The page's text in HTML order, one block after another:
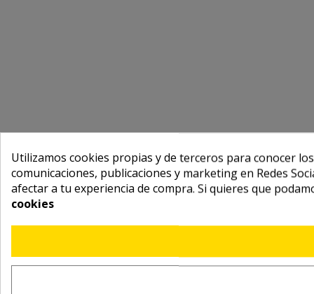
Utilizamos cookies propias y de terceros para conocer
comunicaciones, publicaciones y marketing en Redes
afectar a tu experiencia de compra. Si quieres que
cookies